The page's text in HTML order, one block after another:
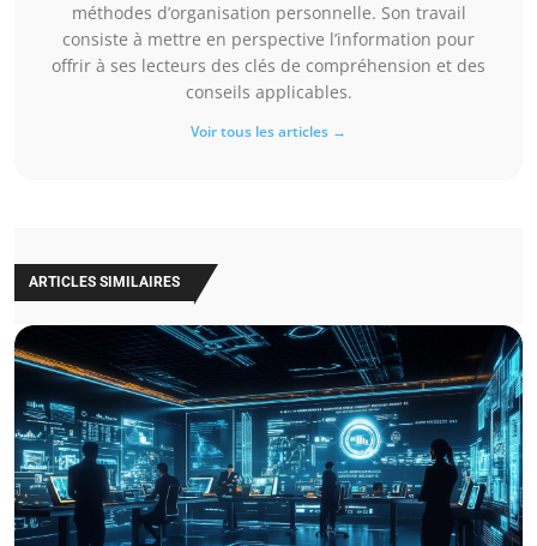
méthodes d’organisation personnelle. Son travail
consiste à mettre en perspective l’information pour
offrir à ses lecteurs des clés de compréhension et des
conseils applicables.
Voir tous les articles →
ARTICLES SIMILAIRES